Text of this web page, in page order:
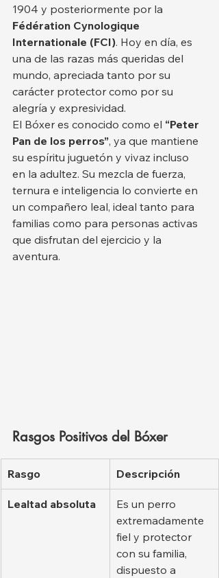
1904 y posteriormente por la
Fédération Cynologique
Internationale (FCI). Hoy en día, es
una de las razas más queridas del
mundo, apreciada tanto por su
carácter protector como por su
alegría y expresividad.
El Bóxer es conocido como el “Peter
Pan de los perros”, ya que mantiene
su espíritu juguetón y vivaz incluso
en la adultez. Su mezcla de fuerza,
ternura e inteligencia lo convierte en
un compañero leal, ideal tanto para
familias como para personas activas
que disfrutan del ejercicio y la
aventura.
Rasgos Positivos del Bóxer
Rasgo Descripción
Lealtad absoluta
Es un perro
extremadamente
fiel y protector
con su familia,
dispuesto a